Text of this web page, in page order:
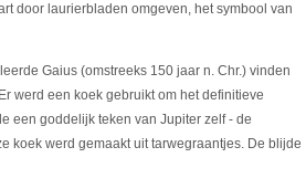
door laurierbladen omgeven, het symbool van
Gaius (omstreeks 150 jaar n. Chr.) vinden
werd een koek gebruikt om het definitieve
een goddelijk teken van Jupiter zelf - de
koek werd gemaakt uit tarwegraantjes. De blijde